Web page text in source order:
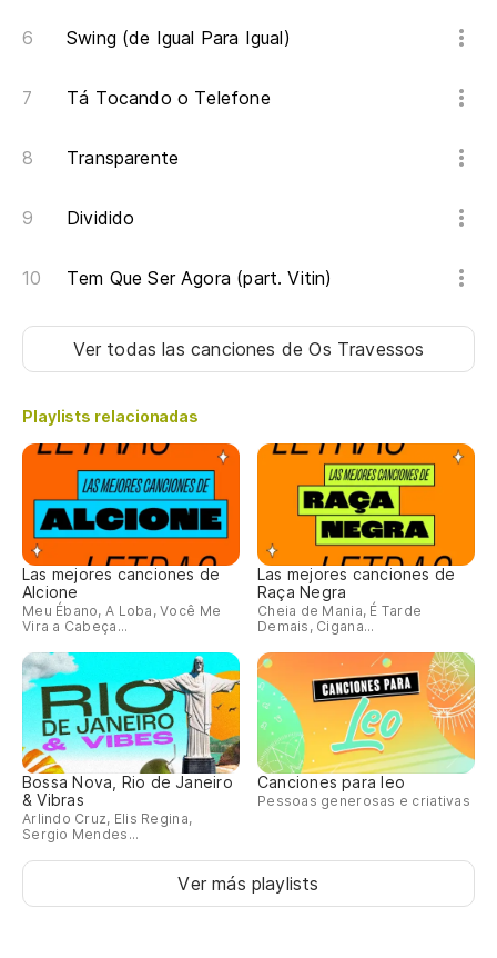
Swing (de Igual Para Igual)
Tá Tocando o Telefone
Transparente
Dividido
Tem Que Ser Agora (part. Vitin)
Ver todas las canciones de Os Travessos
Playlists relacionadas
Las mejores canciones de
Alcione
Meu Ébano, A Loba, Você Me
Vira a Cabeça...
Las mejores canciones de
Raça Negra
Cheia de Mania, É Tarde
Demais, Cigana...
Bossa Nova, Rio de Janeiro
& Vibras
Arlindo Cruz, Elis Regina,
Sergio Mendes...
Canciones para leo
Pessoas generosas e criativas
Ver más playlists